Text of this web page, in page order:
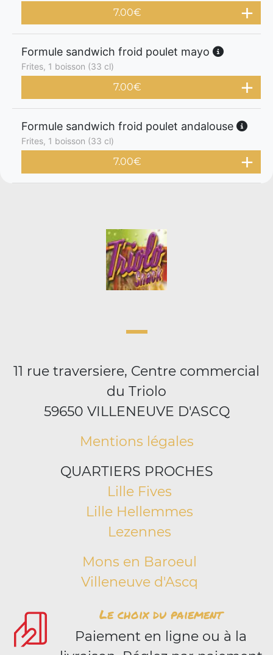
7.00€
Formule sandwich froid poulet mayo
Frites, 1 boisson (33 cl)
7.00€
Formule sandwich froid poulet andalouse
Frites, 1 boisson (33 cl)
7.00€
11 rue traversiere, Centre commercial
du Triolo
59650 VILLENEUVE D'ASCQ
Mentions légales
QUARTIERS PROCHES
Lille Fives
Lille Hellemmes
Lezennes
Mons en Baroeul
Villeneuve d'Ascq
Le choix du paiement
Paiement en ligne ou à la